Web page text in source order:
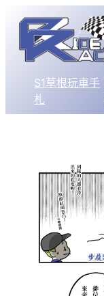
S1草根玩車手
札